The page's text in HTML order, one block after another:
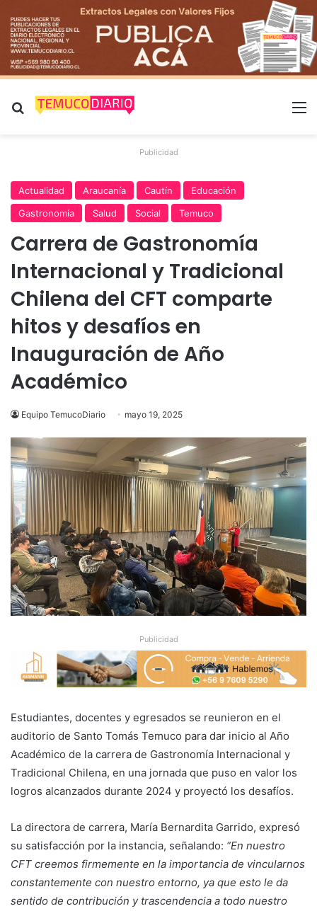
Buscar por
Publicidad
Actualidad Araucanía Cautín
Educación
Gastronomía
Salud Social Temuco
Carrera de Gastronomía
Internacional y Tradicional
Chilena del CFT comparte
hitos y desafíos en
Inauguración de Año
Académico
Equipo TemucoDiario mayo 19, 2025
Publicidad
Estudiantes, docentes y egresados se reunieron en el
auditorio de Santo Tomás Temuco para dar inicio al Año
Académico de la carrera de Gastronomía Internacional y
Tradicional Chilena, en una jornada que puso en valor los
logros alcanzados durante 2024 y proyectó los desafíos.
La directora de carrera, María Bernardita Garrido, expresó
su satisfacción por la instancia, señalando: “En nuestro
CFT creemos firmemente en la importancia de vincularnos
constantemente con nuestro entorno, ya que esto le da
sentido de contribución y trascendencia a todo nuestro